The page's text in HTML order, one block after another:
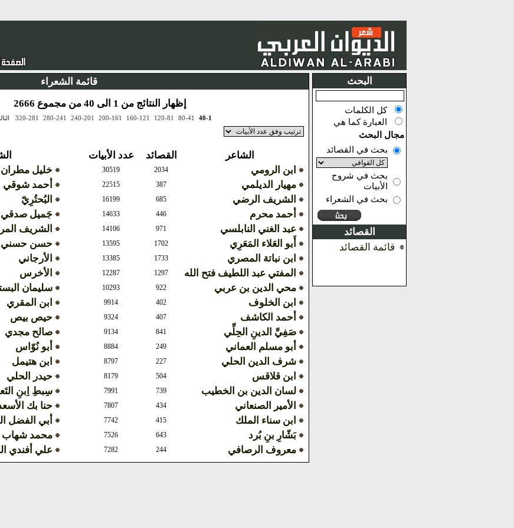
البحث
كل الكلمات
العبارة كما هي
مجال البحث
بحث في القصائد
بحث في شروح
الأبيات
بحث في الشعراء
القصائد
قائمة القصائد
قائمة الشعراء
إظهار النتائج من 1 الى 40 من مجموع 2666
40-1
80-41
120-81
160-121
200-161
240-201
280-241
320-281
الشاعر القصائد عدد الأبيات
ابن الرومي
2034
30519 خليل مطران
مهيار الديلمي 387
22515 أحمد شوقي
الشريف الرضي 685
16199 البُحتُرِيّ
أحمد محرم 446
14633 جَميل صدقي
عبد الغني النابلسي 971
14106 الشريف
أَبو العَلاء المَعَرِي 1702
13595 حسن حسني
ابن نباتة المصري 1733
13385 الأرجاني
المفتي عبد اللطيف فتح الله 1297
12287 الأخرس
محي الدين بن عربي 922
10293 سليمان
ابن الخلوف 402
9914 ابن المقري
أحمد الكاشف 407
9324 حيص بيص
صَفِيِّ الدينِ الحِلِّي 841
9134 صالح مجدي
أبو مسلم العماني 249
8884 أبو نُوّاس
شرف الدين الحلي 227
8797 ابن هتيمل
ابن قلاقس 504
8179 حيدر الحلي
لسان الدين بن الخطيب 739
7991 سِبطِ اِبنِ
الأمير الصنعاني 434
7807 حنا بك
ابن سناء الملك 415
7742 أبي الفضل
بَشّارِ بنِ بُرد 643
7526 محمد شهاب
معروف الرصافي 244
7282 علي أفندي